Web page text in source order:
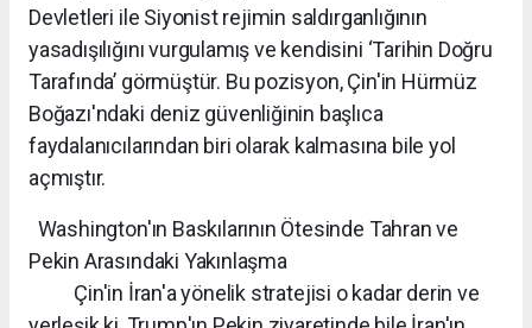
Devletleri ile Siyonist rejimin saldırganlığının
yasadışılığını vurgulamış ve kendisini ‘Tarihin Doğru
Tarafında’ görmüştür. Bu pozisyon, Çin'in Hürmüz
Boğazı'ndaki deniz güvenliğinin başlıca
faydalanıcılarından biri olarak kalmasına bile yol
açmıştır.
Washington'ın Baskılarının Ötesinde Tahran ve
Pekin Arasındaki Yakınlaşma
Çin'in İran'a yönelik stratejisi o kadar derin ve